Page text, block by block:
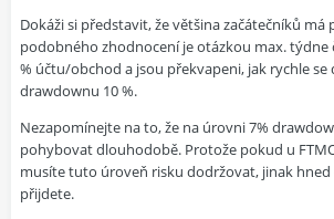
Dokáži si představit, že většina začátečníků
podobného zhodnocení je otázkou max. týdne
% účtu/obchod a jsou překvapeni, jak rychle
drawdownu 10 %.
Nezapomínejte na to, že na úrovni 7%
pohybovat dlouhodobě. Protože pokud u
musíte tuto úroveň risku dodržovat, jinak
přijdete.